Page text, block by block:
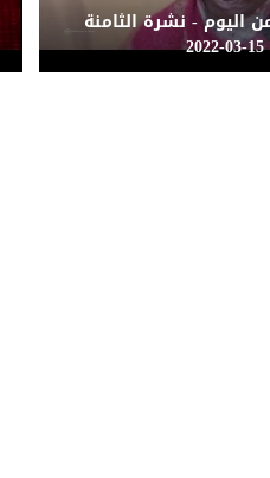
اليوم - نشرة الثامنة